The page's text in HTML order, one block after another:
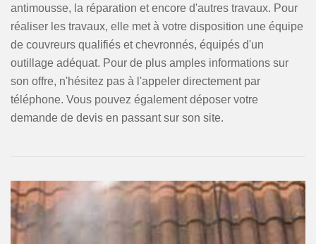
antimousse, la réparation et encore d'autres travaux. Pour
réaliser les travaux, elle met à votre disposition une équipe
de couvreurs qualifiés et chevronnés, équipés d'un
outillage adéquat. Pour de plus amples informations sur
son offre, n'hésitez pas à l'appeler directement par
téléphone. Vous pouvez également déposer votre
demande de devis en passant sur son site.